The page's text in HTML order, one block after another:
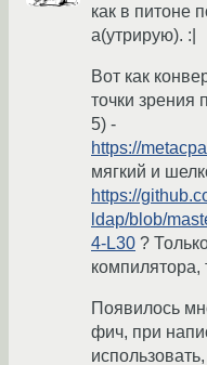
как в питоне
а(утрирую). :|
Вот как
точки зрения
5) -
https://
мягкий и
https://
ldap/blob/
4-L30 ?
компилятора,
Появилось
фич, при